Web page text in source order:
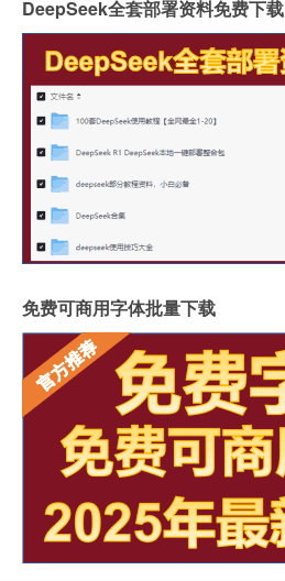
DeepSeek全套部署资料免费下载
免费可商用字体批量下载